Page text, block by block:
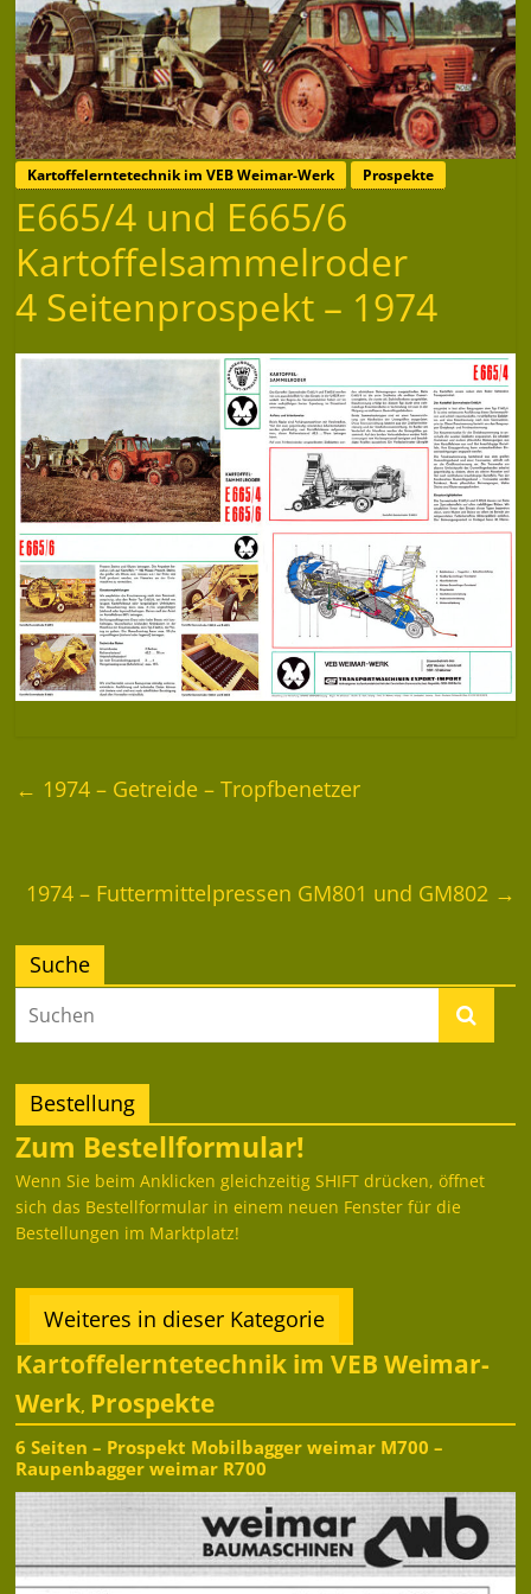
Kartoffelerntetechnik im VEB Weimar-Werk Prospekte
E665/4 und E665/6
Kartoffelsammelroder
4 Seitenprospekt – 1974
← 1974 – Getreide – Tropfbenetzer
1974 – Futtermittelpressen GM801 und GM802 →
Suche
Bestellung
Zum Bestellformular!
Wenn Sie beim Anklicken gleichzeitig SHIFT drücken, öffnet
sich das Bestellformular in einem neuen Fenster für die
Bestellungen im Marktplatz!
Weiteres in dieser Kategorie
Kartoffelerntetechnik im VEB Weimar-
Werk, Prospekte
6 Seiten – Prospekt Mobilbagger weimar M700 –
Raupenbagger weimar R700